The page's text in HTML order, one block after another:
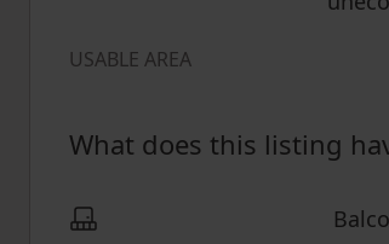
USABLE AREA
What does this listing